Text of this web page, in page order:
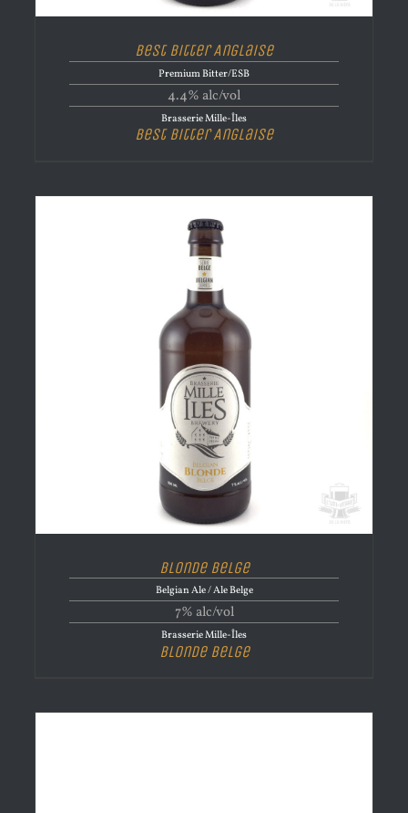
Best Bitter Anglaise
Premium Bitter/ESB
4.4% alc/vol
Brasserie Mille-Îles
Best Bitter Anglaise
Blonde Belge
Belgian Ale / Ale Belge
7% alc/vol
Brasserie Mille-Îles
Blonde Belge